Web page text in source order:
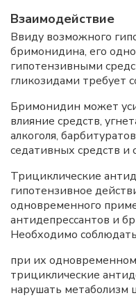
Взаимодействие
Ввиду возможного
бримонидина, его
гипотензивными
гликозидами требует
Бримонидин может
влияние средств,
алкоголя,
седативных средств и
Трициклические
гипотензивное
одновременного
антидепрессантов и
Необходимо
при их
трициклические
нарушать